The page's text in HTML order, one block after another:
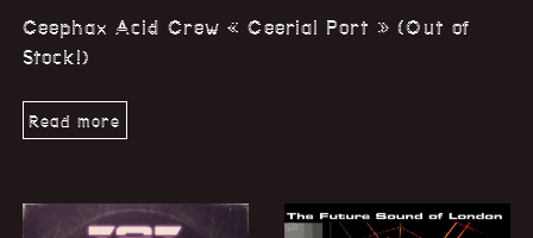
Ceephax Acid Crew « Ceerial Port » (Out of
Stock!)
Read more